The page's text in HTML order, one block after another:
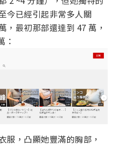
今已經引起非常多人關
，最初那部還達到 47 萬，
：
服，凸顯她豐滿的胸部，